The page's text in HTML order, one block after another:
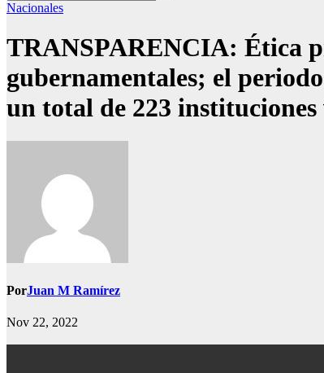
Nacionales
TRANSPARENCIA: Ética
gubernamentales; el
un total de 223
PorJuan M Ramírez
Nov 22, 2022